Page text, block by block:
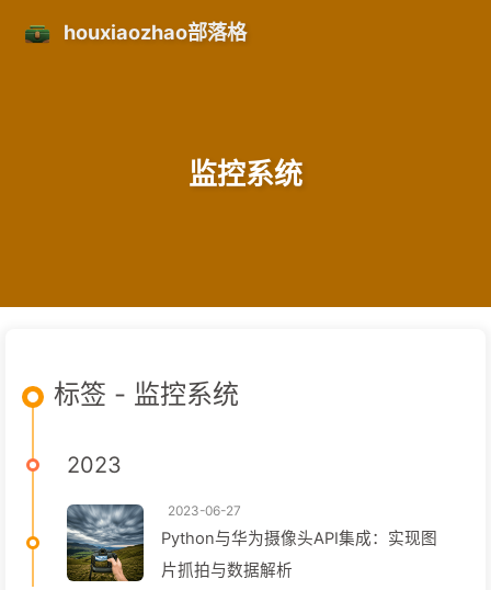
houxiaozhao部落格
监控系统
标签 - 监控系统
2023
2023-06-27
Python与华为摄像头API集成：实现图
片抓拍与数据解析